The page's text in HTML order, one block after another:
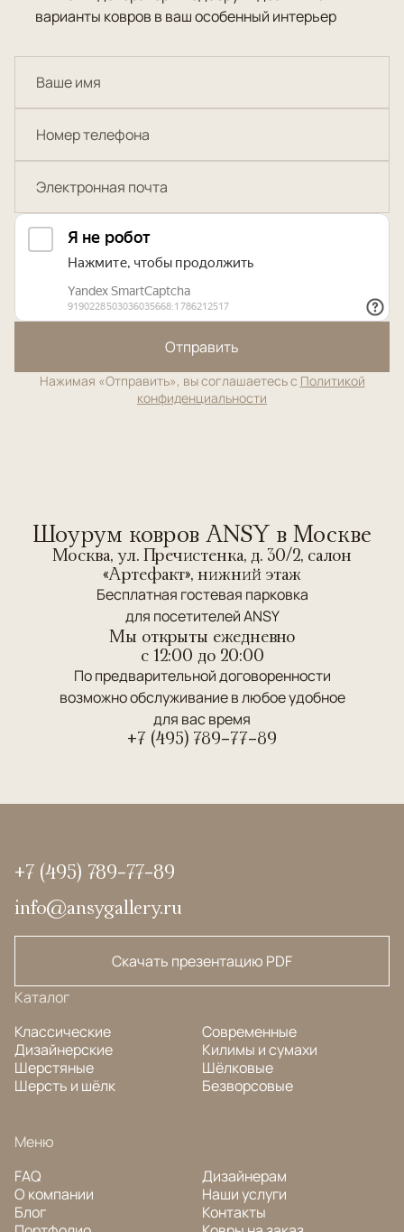
варианты ковров в ваш особенный интерьер
Отправить
Нажимая «Отправить», вы соглашаетесь с Политикой
конфиденциальности
Шоурум ковров ANSY в Москве
Москва, ул. Пречистенка, д. 30/2, салон
«Артефакт», нижний этаж
Бесплатная гостевая парковка
для посетителей ANSY
Мы открыты ежедневно
c 12:00 до 20:00
По предварительной договоренности
возможно обслуживание в любое удобное
для вас время
+7 (495) 789-77-89
+7 (495) 789-77-89
info@ansygallery.ru
Скачать презентацию PDF
Каталог
Классические
Дизайнерские
Шерстяные
Шерсть и шёлк
Современные
Килимы и сумахи
Шёлковые
Безворсовые
Меню
FAQ
О компании
Блог
Дизайнерам
Наши услуги
Контакты